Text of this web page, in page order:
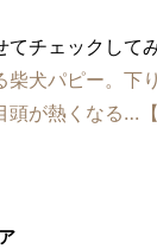
チェックして
柴犬パピー。下
が熱くなる…【